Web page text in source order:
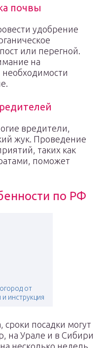
почвы
удобрение
или перегной.
на
необходимости
вредители,
жук. Проведение
таких как
поможет
по РФ
от
инструкция
сроки посадки могут
на Урале и в Сибири
несколько недель